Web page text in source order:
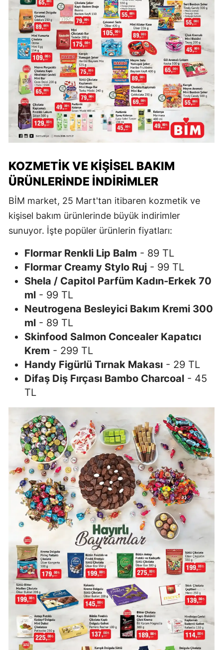
KOZMETIK VE KIŞISEL BAKIM
ÜRÜNLERINDE İNDIRIMLER
BİM market, 25 Mart'tan itibaren kozmetik ve
kişisel bakım ürünlerinde büyük indirimler
sunuyor. İşte popüler ürünlerin fiyatları:
Flormar Renkli Lip Balm - 89 TL
Flormar Creamy Stylo Ruj - 99 TL
Shela / Capitol Parfüm Kadın-Erkek 70
ml - 99 TL
Neutrogena Besleyici Bakım Kremi 300
ml - 89 TL
Skinfood Salmon Concealer Kapatıcı
Krem - 299 TL
Handy Figürlü Tırnak Makası - 29 TL
Difaş Diş Fırçası Bambo Charcoal - 45
TL